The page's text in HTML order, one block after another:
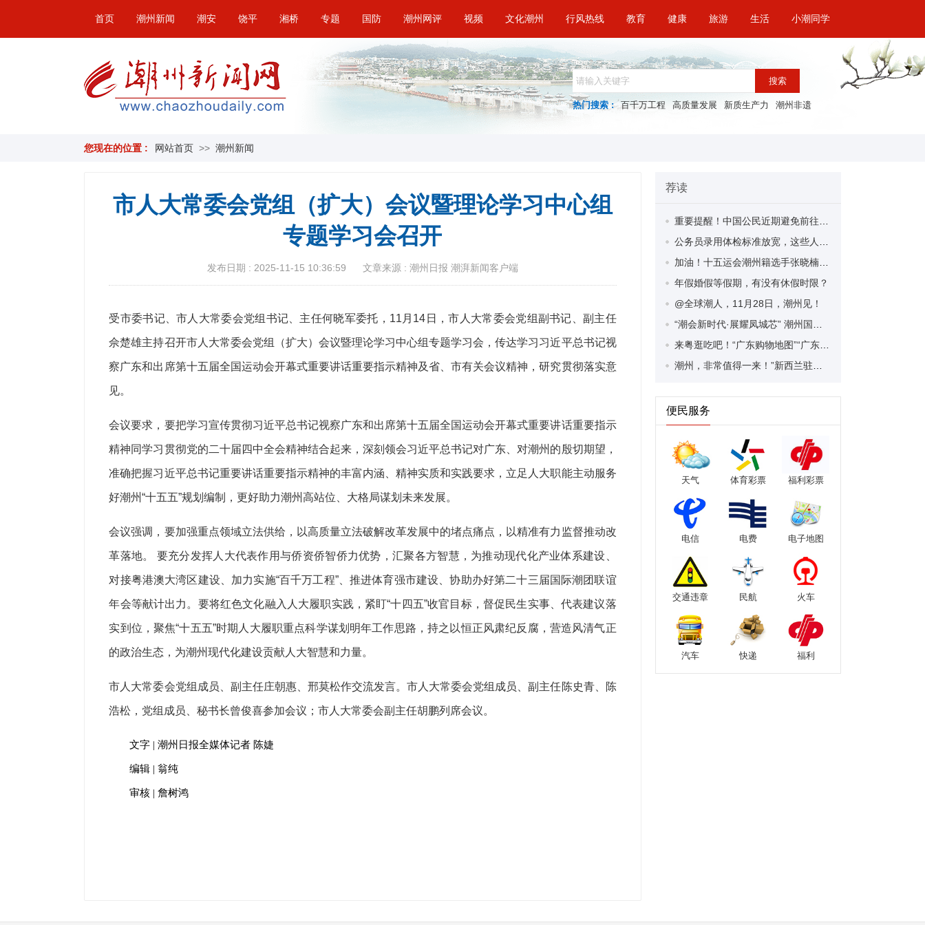
首页 潮州新闻 潮安 饶平 湘桥 专题 国防 潮州网评 视频 文化潮州 行风热线 教育 健康 旅游 生活 小潮同学
搜索
热门搜索 : 百千万工程 高质量发展 新质生产力 潮州非遗
您现在的位置 : 网站首页 >> 潮州新闻
市人大常委会党组（扩大）会议暨理论学习中心组
专题学习会召开
发布日期 : 2025-11-15 10:36:59 文章来源 : 潮州日报 潮湃新闻客户端
受市委书记、市人大常委会党组书记、主任何晓军委托，11月14日，市人大常委会党组副书记、副主任
佘楚雄主持召开市人大常委会党组（扩大）会议暨理论学习中心组专题学习会，传达学习习近平总书记视
察广东和出席第十五届全国运动会开幕式重要讲话重要指示精神及省、市有关会议精神，研究贯彻落实意
见。
会议要求，要把学习宣传贯彻习近平总书记视察广东和出席第十五届全国运动会开幕式重要讲话重要指示
精神同学习贯彻党的二十届四中全会精神结合起来，深刻领会习近平总书记对广东、对潮州的殷切期望，
准确把握习近平总书记重要讲话重要指示精神的丰富内涵、精神实质和实践要求，立足人大职能主动服务
好潮州“十五五”规划编制，更好助力潮州高站位、大格局谋划未来发展。
会议强调，要加强重点领域立法供给，以高质量立法破解改革发展中的堵点痛点，以精准有力监督推动改
革落地。 要充分发挥人大代表作用与侨资侨智侨力优势，汇聚各方智慧，为推动现代化产业体系建设、
对接粤港澳大湾区建设、加力实施“百千万工程”、推进体育强市建设、协助办好第二十三届国际潮团联谊
年会等献计出力。要将红色文化融入人大履职实践，紧盯“十四五”收官目标，督促民生实事、代表建议落
实到位，聚焦“十五五”时期人大履职重点科学谋划明年工作思路，持之以恒正风肃纪反腐，营造风清气正
的政治生态，为潮州现代化建设贡献人大智慧和力量。
市人大常委会党组成员、副主任庄朝惠、邢莫松作交流发言。市人大常委会党组成员、副主任陈史青、陈
浩松，党组成员、秘书长曾俊喜参加会议；市人大常委会副主任胡鹏列席会议。
文字 | 潮州日报全媒体记者 陈婕
编辑 | 翁纯
审核 | 詹树鸿
荐读
年假婚假等假期，有没有休假时限？
@全球潮人，11月28日，潮州见！
便民服务
天气 体育彩票 福利彩票
电信 电费 电子地图
交通违章 民航 火车
汽车 快递 福利